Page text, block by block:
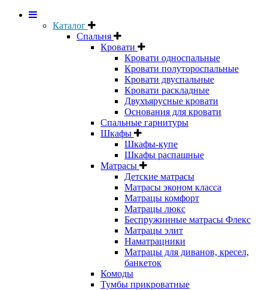
Каталог
Спальня
Кровати
Кровати односпальные
Кровати полутороспальные
Кровати двуспальные
Кровати раскладные
Двухъярусные кровати
Основания для кровати
Спальные гарнитуры
Шкафы
Шкафы-купе
Шкафы распашные
Матрасы
Детские матрасы
Матрасы эконом класса
Матрацы комфорт
Матрацы люкс
Беспружинные матрасы Флекс
Матрацы элит
Наматрацники
Матрацы для диванов, кресел,
банкеток
Комоды
Тумбы прикроватные